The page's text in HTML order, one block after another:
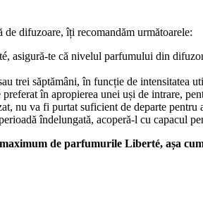
de difuzoare, îți recomandăm următoarele:
asigură-te că nivelul parfumului din
trei săptămâni, în funcție de
în apropierea unei uși de intrare,
nu va fi purtat suficient de departe pentru
îndelungată, acoperă-l cu capacul
de parfumurile Liberté, așa